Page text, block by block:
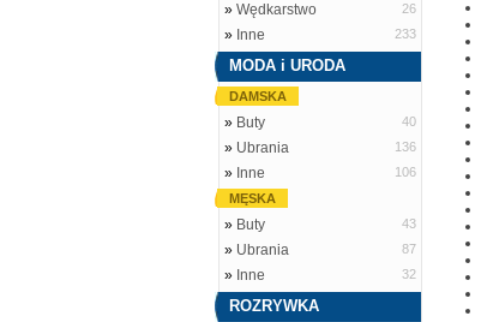
» Wędkarstwo 26
» Inne 233
MODA i URODA
DAMSKA
» Buty 40
» Ubrania 136
» Inne
106
MĘSKA
» Buty 43
» Ubrania 87
» Inne 32
ROZRYWKA